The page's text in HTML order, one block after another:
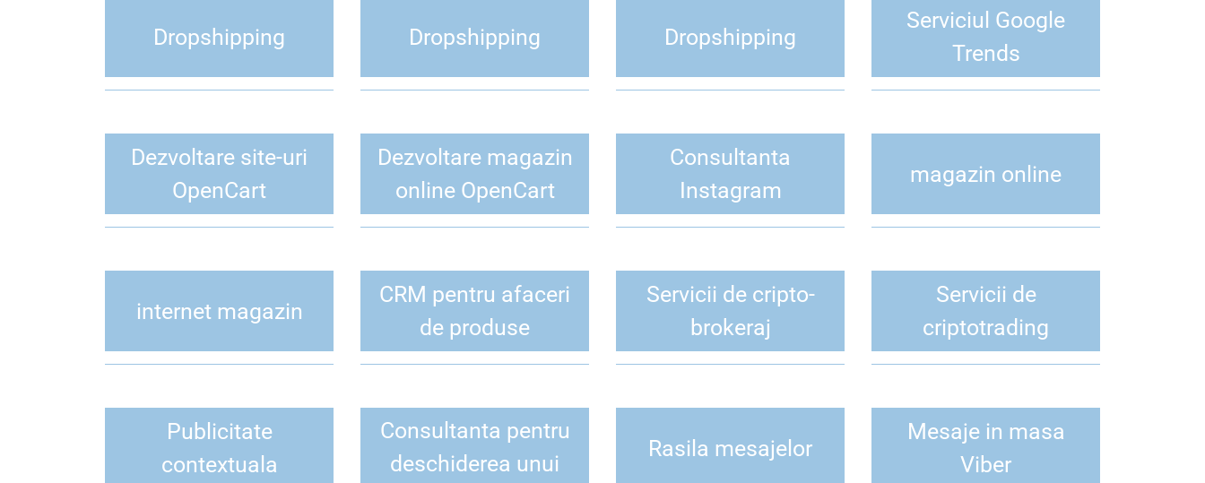
Dropshipping Dropshipping Dropshipping
Serviciul Google
Trends
Dezvoltare site-uri
OpenCart
Dezvoltare magazin
online OpenCart
Consultanta
Instagram
magazin online
internet magazin
CRM pentru afaceri
de produse
Servicii de cripto-
brokeraj
Servicii de
criptotrading
Publicitate
contextuala
Consultanta pentru
deschiderea unui
Rasila mesajelor
Mesaje in masa
Viber